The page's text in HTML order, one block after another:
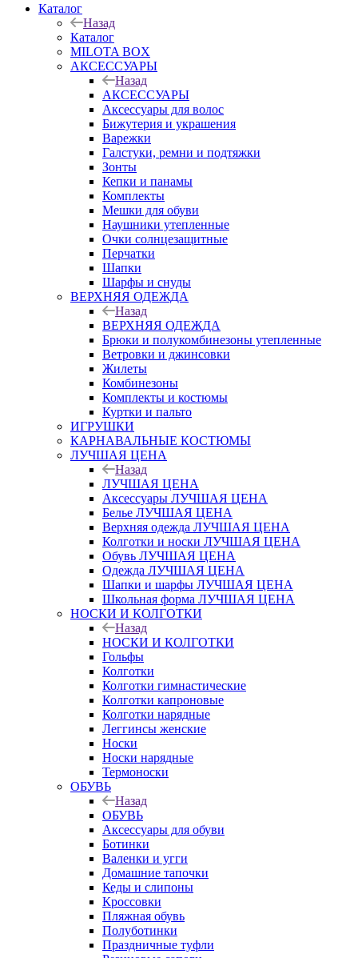
Каталог
Назад
Каталог
MILOTA BOX
АКСЕССУАРЫ
Назад
АКСЕССУАРЫ
Аксессуары для волос
Бижутерия и украшения
Варежки
Галстуки, ремни и подтяжки
Зонты
Кепки и панамы
Комплекты
Мешки для обуви
Наушники утепленные
Очки солнцезащитные
Перчатки
Шапки
Шарфы и снуды
ВЕРХНЯЯ ОДЕЖДА
Назад
ВЕРХНЯЯ ОДЕЖДА
Брюки и полукомбинезоны утепленные
Ветровки и джинсовки
Жилеты
Комбинезоны
Комплекты и костюмы
Куртки и пальто
ИГРУШКИ
КАРНАВАЛЬНЫЕ КОСТЮМЫ
ЛУЧШАЯ ЦЕНА
Назад
ЛУЧШАЯ ЦЕНА
Аксессуары ЛУЧШАЯ ЦЕНА
Белье ЛУЧШАЯ ЦЕНА
Верхняя одежда ЛУЧШАЯ ЦЕНА
Колготки и носки ЛУЧШАЯ ЦЕНА
Обувь ЛУЧШАЯ ЦЕНА
Одежда ЛУЧШАЯ ЦЕНА
Шапки и шарфы ЛУЧШАЯ ЦЕНА
Школьная форма ЛУЧШАЯ ЦЕНА
НОСКИ И КОЛГОТКИ
Назад
НОСКИ И КОЛГОТКИ
Гольфы
Колготки
Колготки гимнастические
Колготки капроновые
Колготки нарядные
Леггинсы женские
Носки
Носки нарядные
Термоноски
ОБУВЬ
Назад
ОБУВЬ
Аксессуары для обуви
Ботинки
Валенки и угги
Домашние тапочки
Кеды и слипоны
Кроссовки
Пляжная обувь
Полуботинки
Праздничные туфли